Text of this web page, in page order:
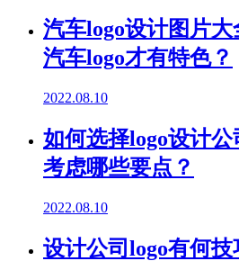
汽车logo设计图片
汽车logo才有特色？
2022.08.10
如何选择logo设计
考虑哪些要点？
2022.08.10
设计公司logo有何